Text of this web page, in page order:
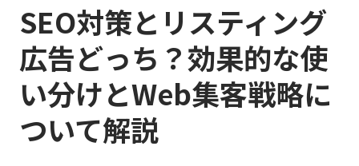
SEO対策とリスティング
広告どっち？効果的な使
い分けとWeb集客戦略に
ついて解説